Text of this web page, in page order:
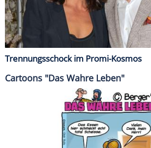
Trennungsschock im Promi-Kosmos
Cartoons "Das Wahre Leben"